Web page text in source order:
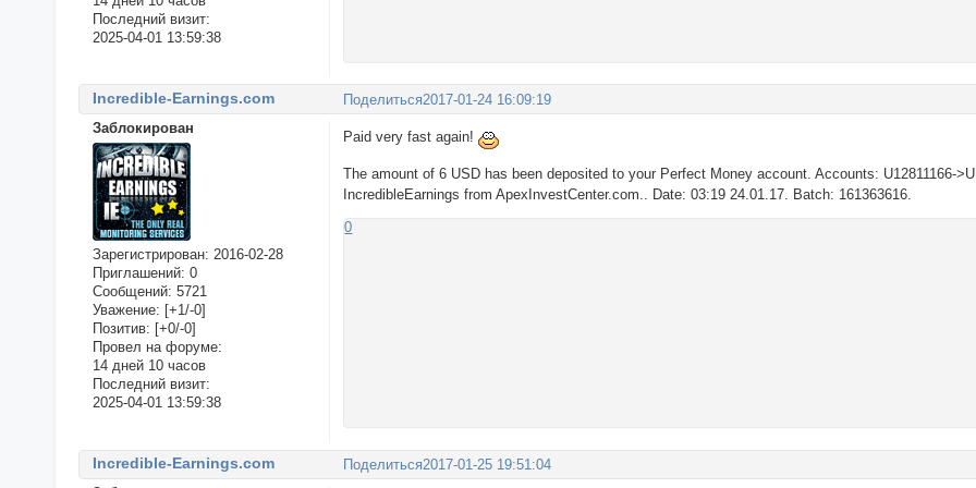
Последний визит:
2025-04-01 13:59:38
Поделиться2017-01-24 16:09:19
Incredible-Earnings.com
Заблокирован
Зарегистрирован: 2016-02-28
Приглашений: 0
Сообщений: 5721
Уважение: [+1/-0]
Позитив: [+0/-0]
Провел на форуме:
14 дней 10 часов
Последний визит:
2025-04-01 13:59:38
Paid very fast again!
The amount of 6 USD has been deposited to your Perfect Money account. Accounts: U12811166-
IncredibleEarnings from ApexInvestCenter.com.. Date: 03:19 24.01.17. Batch: 161363616.
0
Поделиться2017-01-25 19:51:04
Incredible-Earnings.com